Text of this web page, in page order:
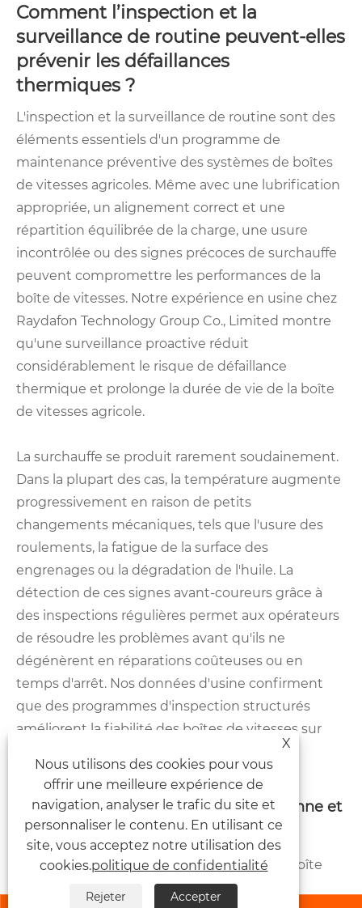
Comment l’inspection et la
surveillance de routine peuvent-elles
prévenir les défaillances
thermiques ?
L'inspection et la surveillance de routine sont des
éléments essentiels d'un programme de
maintenance préventive des systèmes de boîtes
de vitesses agricoles. Même avec une lubrification
appropriée, un alignement correct et une
répartition équilibrée de la charge, une usure
incontrôlée ou des signes précoces de surchauffe
peuvent compromettre les performances de la
boîte de vitesses. Notre expérience en usine chez
Raydafon Technology Group Co., Limited montre
qu'une surveillance proactive réduit
considérablement le risque de défaillance
thermique et prolonge la durée de vie de la boîte
de vitesses agricole.
La surchauffe se produit rarement soudainement.
Dans la plupart des cas, la température augmente
progressivement en raison de petits
changements mécaniques, tels que l'usure des
roulements, la fatigue de la surface des
engrenages ou la dégradation de l'huile. La
détection de ces signes avant-coureurs grâce à
des inspections régulières permet aux opérateurs
de résoudre les problèmes avant qu'ils ne
dégénèrent en réparations coûteuses ou en
temps d'arrêt. Nos données d'usine confirment
que des programmes d'inspection structurés
améliorent la fiabilité des boîtes de vitesses sur
Liste de contrôle d'inspection quotidienne et
hebdomadaire
Vérifiez la température de surface de la boîte
de vitesses à l'aide de thermomètres
X
Nous utilisons des cookies pour vous
offrir une meilleure expérience de
navigation, analyser le trafic du site et
personnaliser le contenu. En utilisant ce
site, vous acceptez notre utilisation des
cookies.politique de confidentialité
Rejeter Accepter